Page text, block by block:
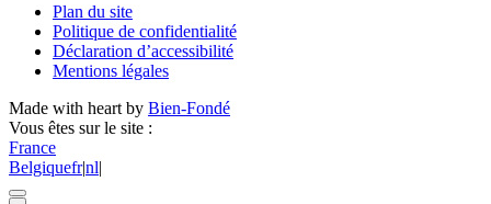
Plan du site
Politique de confidentialité
Déclaration d’accessibilité
Mentions légales
Made with heart by Bien-Fondé
Vous êtes sur le site :
France
Belgiquefr|nl|